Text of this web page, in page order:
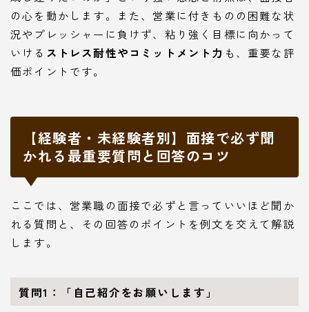
の心を動かします。また、営業に付きものの困難な状
況やプレッシャーに負けず、粘り強く目標に向かって
いける ストレス耐性やコミットメント力 も、重要な評
価ポイントです。
【経験者・未経験者別】面接で必ず聞
かれる最重要質問と回答のコツ
ここでは、営業職の面接で必ずと言っていいほど聞か
れる質問と、その回答のポイントを例文を交えて解説
します。
質問1：「自己紹介をお願いします」